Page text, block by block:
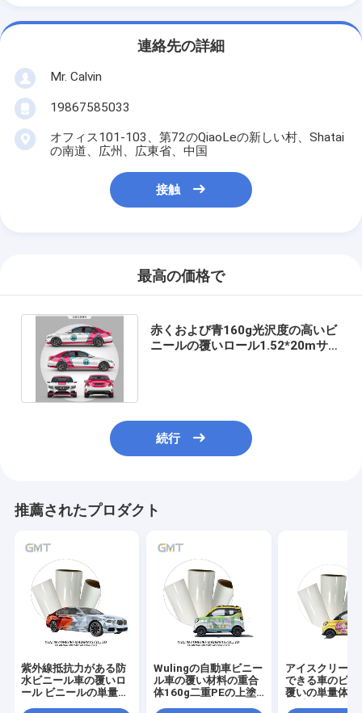
連絡先の詳細
Mr. Calvin
19867585033
オフィス101-103、第72のQiaoLeの新しい村、Shatai
の南道、広州、広東省、中国
接触
最高の価格で
赤くおよび青160g光沢度の高いビ
ニールの覆いロール1.52*20mサイ
続行
推薦されたプロダクト
紫外線抵抗力がある防
水ビニール車の覆いロ
ール ビニールの単量体
Wulingの自動車ビニー
ル車の覆い材料の重合
体160g二重PEの上塗
アイスクリーム
できる車のビニ
覆いの単量体